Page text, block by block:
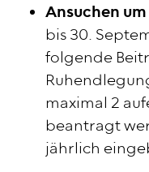
Ansuchen
bis 30.
folgende
maximal 2
beantragt
jährlich